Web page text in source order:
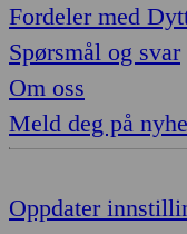
Fordeler med
Spørsmål og svar
Om oss
Meld deg på
Oppdater